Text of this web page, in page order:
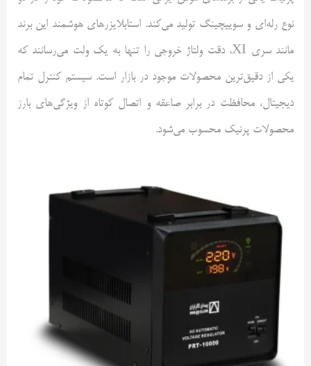
نوع رله‌ای و سوییچینگ تولید می‌کند. استابلایزرهای هوشمند این برند
مانند سری XI، دقت ولتاژ خروجی را تنها به یک ولت می‌رسانند که
یکی از دقیق‌ترین محصولات موجود در بازار است. سیستم کنترل تمام
دیجیتال، محافظت در برابر صاعقه و اتصال کوتاه از ویژگی‌های بارز
محصولات پرنیک محسوب می‌شود.